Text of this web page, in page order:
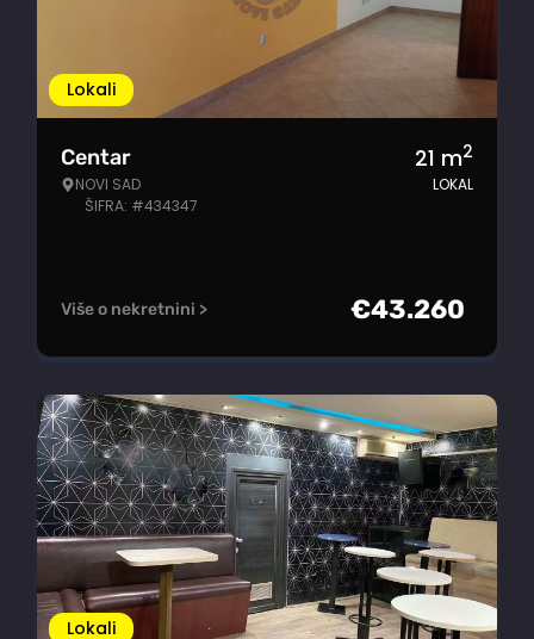
Lokali
Centar
NOVI SAD
ŠIFRA: #434347
21 m2
LOKAL
Više o nekretnini > €43.260
Lokali